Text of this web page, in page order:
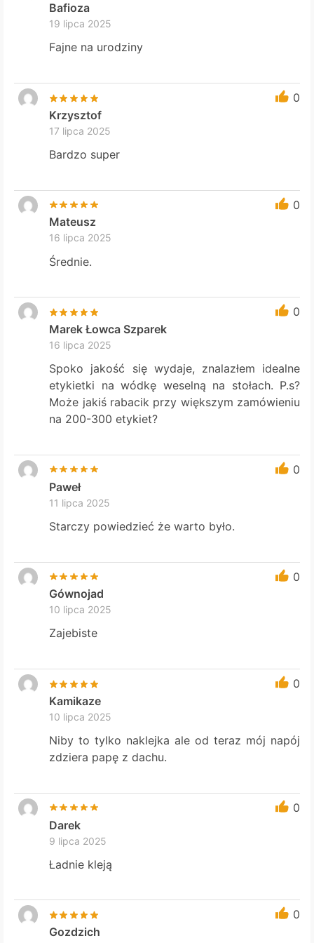
Bafioza
19 lipca 2025
Fajne na urodziny
0
Krzysztof
17 lipca 2025
Bardzo super
0
Mateusz
16 lipca 2025
Średnie.
0
Marek Łowca Szparek
16 lipca 2025
Spoko jakość się wydaje, znalazłem idealne
etykietki na wódkę weselną na stołach. P.s?
Może jakiś rabacik przy większym zamówieniu
na 200-300 etykiet?
0
Paweł
11 lipca 2025
Starczy powiedzieć że warto było.
0
Gównojad
10 lipca 2025
Zajebiste
0
Kamikaze
10 lipca 2025
Niby to tylko naklejka ale od teraz mój napój
zdziera papę z dachu.
0
Darek
9 lipca 2025
Ładnie kleją
0
Gozdzich